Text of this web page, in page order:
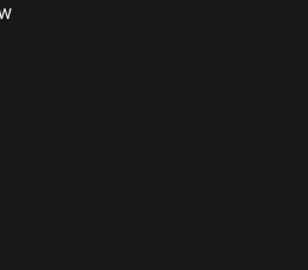
rzeźba kró­lo­wej Elż­bie­ty II